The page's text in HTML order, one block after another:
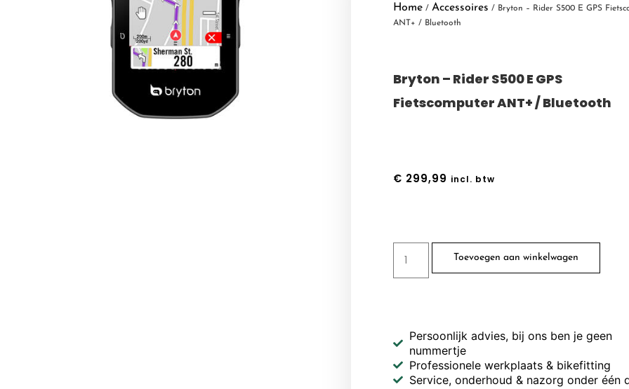
Home / Accessoires / Bryton – Rider S500 E GPS
ANT+ / Bluetooth
Bryton – Rider S500 E GPS
Fietscomputer ANT+ / Bluetooth
€ 299,99 incl. btw
Toevoegen aan winkelwagen
Persoonlijk advies, bij ons ben je geen
nummertje
Professionele werkplaats & bikefitting
Service, onderhoud & nazorg onder één